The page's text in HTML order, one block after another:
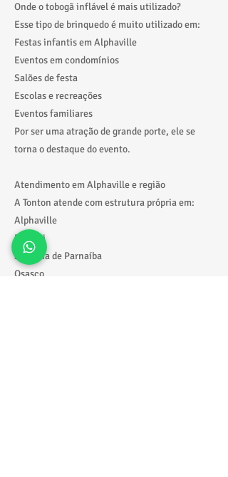
Onde o tobogã inflável é mais utilizado?
Esse tipo de brinquedo é muito utilizado em:
Festas infantis em Alphaville
Eventos em condomínios
Salões de festa
Escolas e recreações
Eventos familiares
Por ser uma atração de grande porte, ele se
torna o destaque do evento.
Atendimento em Alphaville e região
A Tonton atende com estrutura própria em:
Alphaville
Barueri
Santana de Parnaíba
Osasco